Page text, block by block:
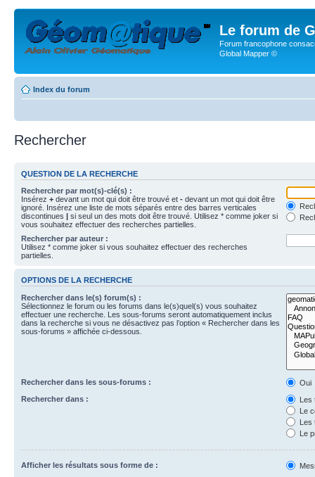
Le forum de
Forum francophone
Global Mapper ©
Index du forum
Rechercher
QUESTION DE LA RECHERCHE
Rechercher par mot(s)-clé(s) :
Insérez + devant un mot qui doit être trouvé et - devant un mot qui doit être
ignoré. Insérez une liste de mots séparés entre des barres verticales
discontinues | si seul un des mots doit être trouvé. Utilisez * comme joker si
vous souhaitez effectuer des recherches partielles.
Rechercher par auteur :
Utilisez * comme joker si vous souhaitez effectuer des recherches
partielles.
OPTIONS DE LA RECHERCHE
Rechercher dans le(s) forum(s) :
Sélectionnez le forum ou les forums dans le(s)quel(s) vous souhaitez
effectuer une recherche. Les sous-forums seront automatiquement inclus
dans la recherche si vous ne désactivez pas l’option « Rechercher dans les
sous-forums » affichée ci-dessous.
Rechercher dans les sous-forums :
Oui
Rechercher dans :
Les
Le
Les
Le
Afficher les résultats sous forme de :